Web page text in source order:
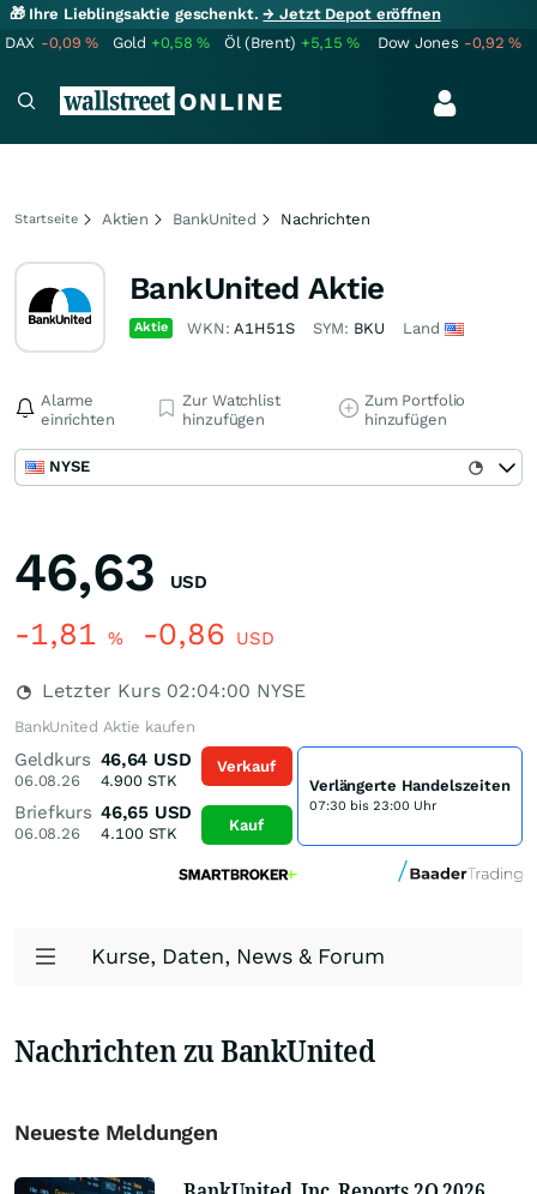
🎁 Ihre Lieblingsaktie geschenkt.→ Jetzt Depot eröffnen
DAX -0,09% Gold +0,58% Öl (Brent) +5,15% Dow Jones -0,92%
Startseite Aktien BankUnited Nachrichten
BankUnited Aktie
Aktie WKN:A1H51S SYM: BKU Land
Alarme
einrichten
Zur Watchlist
hinzufügen
Zum Portfolio
hinzufügen
NYSE
46,63 USD
-1,81 % -0,86 USD
Letzter Kurs 02:04:00 NYSE
BankUnited Aktie kaufen
Geldkurs
06.08.26
46,64 USD
4.900STK
Briefkurs
06.08.26
46,65 USD
4.100STK
Verkauf
Kauf
Verlängerte Handelszeiten
07:30 bis 23:00 Uhr
Kurse, Daten, News & Forum
Nachrichten zu BankUnited
Neueste Meldungen